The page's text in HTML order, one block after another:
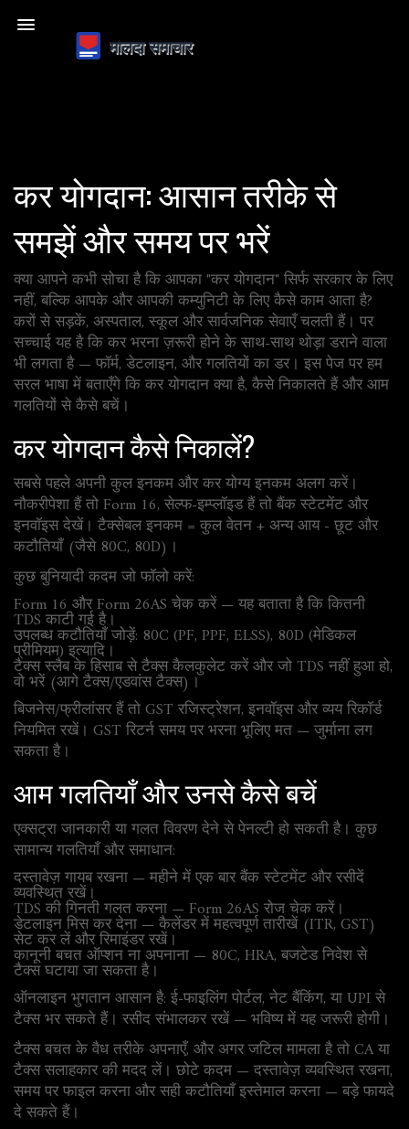
कर योगदान: आसान तरीके से
समझें और समय पर भरें
क्या आपने कभी सोचा है कि आपका "कर योगदान" सिर्फ सरकार के लिए
नहीं, बल्कि आपके और आपकी कम्युनिटी के लिए कैसे काम आता है?
करों से सड़कें, अस्पताल, स्कूल और सार्वजनिक सेवाएँ चलती हैं। पर
सच्चाई यह है कि कर भरना ज़रूरी होने के साथ-साथ थोड़ा डराने वाला
भी लगता है — फॉर्म, डेटलाइन, और गलतियों का डर। इस पेज पर हम
सरल भाषा में बताएँगे कि कर योगदान क्या है, कैसे निकालते हैं और आम
गलतियों से कैसे बचें।
कर योगदान कैसे निकालें?
सबसे पहले अपनी कुल इनकम और कर योग्य इनकम अलग करें।
नौकरीपेशा हैं तो Form 16, सेल्फ-इम्प्लॉइड हैं तो बैंक स्टेटमेंट और
इनवॉइस देखें। टैक्सेबल इनकम = कुल वेतन + अन्य आय - छूट और
कटौतियाँ (जैसे 80C, 80D)।
कुछ बुनियादी कदम जो फॉलो करें:
Form 16 और Form 26AS चेक करें — यह बताता है कि कितनी
TDS काटी गई है।
उपलब्ध कटौतियाँ जोड़ें: 80C (PF, PPF, ELSS), 80D (मेडिकल
प्रीमियम) इत्यादि।
टैक्स स्लैब के हिसाब से टैक्स कैलकुलेट करें और जो TDS नहीं हुआ हो,
वो भरें (आगे टैक्स/एडवांस टैक्स)।
बिजनेस/फ्रीलांसर हैं तो GST रजिस्ट्रेशन, इनवॉइस और व्यय रिकॉर्ड
नियमित रखें। GST रिटर्न समय पर भरना भूलिए मत — जुर्माना लग
सकता है।
आम गलतियाँ और उनसे कैसे बचें
एक्सट्रा जानकारी या गलत विवरण देने से पेनल्टी हो सकती है। कुछ
सामान्य गलतियाँ और समाधान:
दस्तावेज़ गायब रखना — महीने में एक बार बैंक स्टेटमेंट और रसीदें
व्यवस्थित रखें।
TDS की गिनती गलत करना — Form 26AS रोज चेक करें।
डेटलाइन मिस कर देना — कैलेंडर में महत्वपूर्ण तारीखें (ITR, GST)
सेट कर लें और रिमाइंडर रखें।
कानूनी बचत ऑप्शन ना अपनाना — 80C, HRA, बजटेड निवेश से
टैक्स घटाया जा सकता है।
ऑनलाइन भुगतान आसान है: ई-फाइलिंग पोर्टल, नेट बैंकिंग, या UPI से
टैक्स भर सकते हैं। रसीद संभालकर रखें — भविष्य में यह जरूरी होगी।
टैक्स बचत के वैध तरीके अपनाएँ, और अगर जटिल मामला है तो CA या
टैक्स सलाहकार की मदद लें। छोटे कदम — दस्तावेज़ व्यवस्थित रखना,
समय पर फाइल करना और सही कटौतियाँ इस्तेमाल करना — बड़े फायदे
दे सकते हैं।